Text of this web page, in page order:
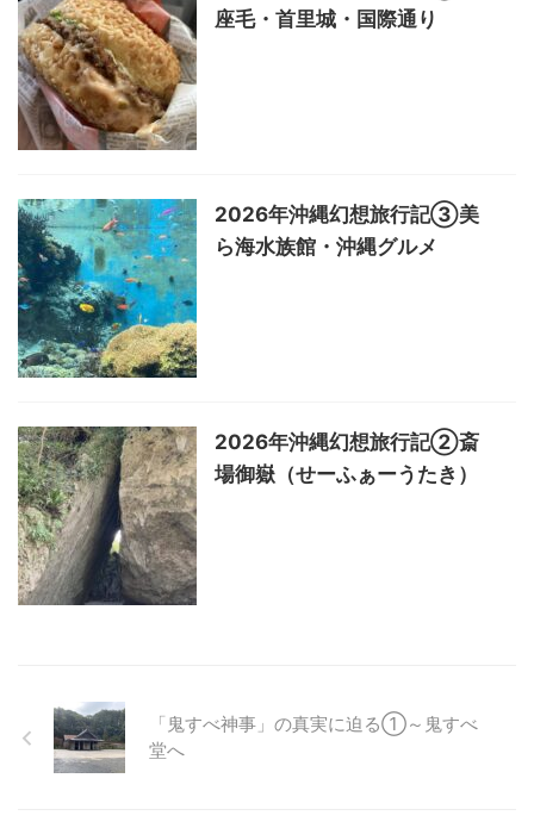
座毛・首里城・国際通り
2026年沖縄幻想旅行記③美
ら海水族館・沖縄グルメ
2026年沖縄幻想旅行記②斎
場御嶽（せーふぁーうたき）
「鬼すべ神事」の真実に迫る①～鬼すべ
堂へ